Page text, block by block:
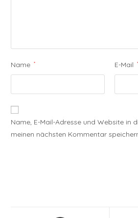
Name * E-Mail *
Name, E-Mail-Adresse und Website in
meinen nächsten Kommentar